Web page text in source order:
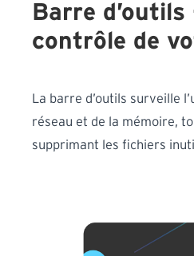
Barre d’outils
contrôle de
La barre d’outils surveille
réseau et de la mémoire,
supprimant les fichiers